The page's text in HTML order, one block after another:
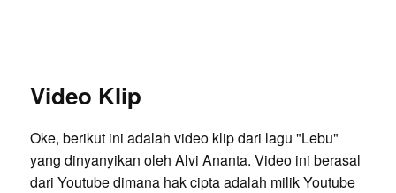
Video Klip
Oke, berikut ini adalah video klip dari lagu "Lebu"
yang dinyanyikan oleh Alvi Ananta. Video ini berasal
dari Youtube dimana hak cipta adalah milik Youtube